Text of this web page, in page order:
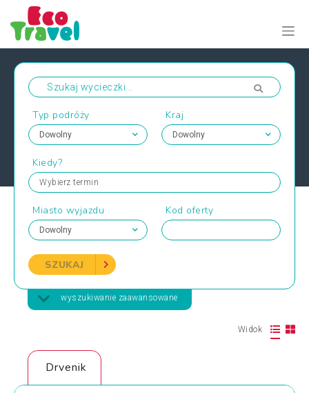
Typ podróży Kraj
Kiedy?
Wybierz termin
Miasto wyjazdu Kod oferty
SZUKAJ
wyszukiwanie zaawansowane
Widok
Drvenik